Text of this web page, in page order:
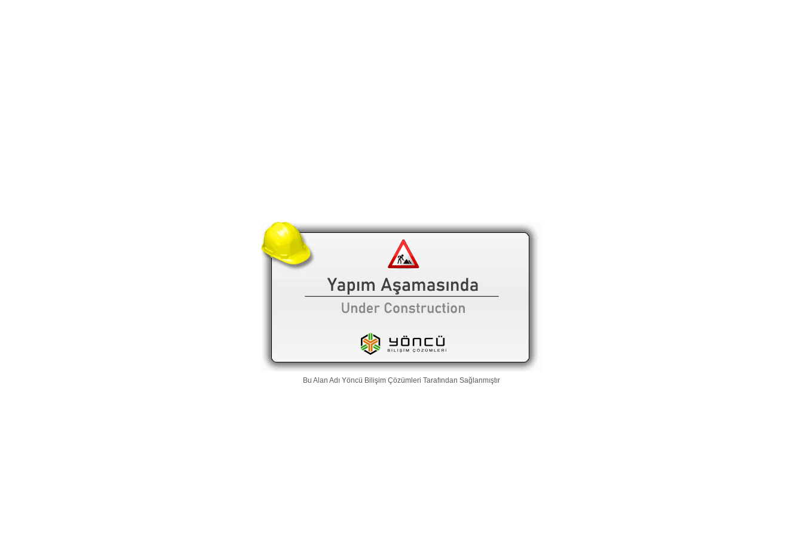
Bu Alan Adı Yöncü Bilişim Çözümleri Tarafından Sağlanmıştır